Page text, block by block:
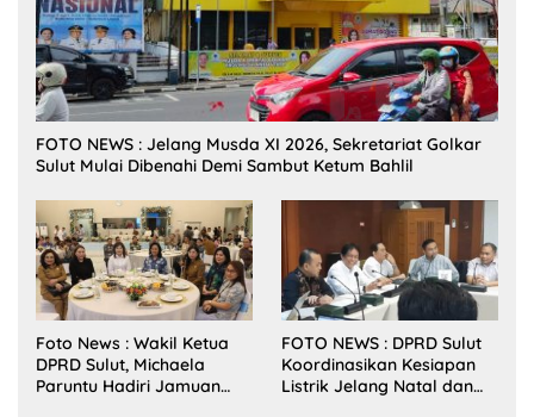
FOTO NEWS : Jelang Musda XI 2026, Sekretariat Golkar
Sulut Mulai Dibenahi Demi Sambut Ketum Bahlil
Foto News : Wakil Ketua
DPRD Sulut, Michaela
Paruntu Hadiri Jamuan
FOTO NEWS : DPRD Sulut
Koordinasikan Kesiapan
Listrik Jelang Natal dan